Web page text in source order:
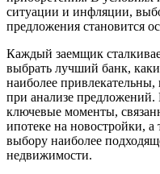
ситуации и инфляции,
предложения становится
Каждый заемщик
выбрать лучший банк,
наиболее
при анализе
ключевые моменты,
ипотеке на новостройки,
выбору наиболее
недвижимости.